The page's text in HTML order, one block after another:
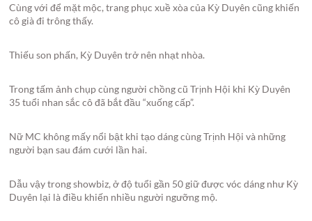
Cùng với để mặt mộc, trang phục xuề xòa của Kỳ Duyên cũng khiến
cô già đi trông thấy.
Thiếu son phấn, Kỳ Duyên trở nên nhạt nhòa.
Trong tấm ảnh chụp cùng người chồng cũ Trịnh Hội khi Kỳ Duyên
35 tuổi nhan sắc cô đã bắt đầu “xuống cấp”.
Nữ MC không mấy nổi bật khi tạo dáng cùng Trịnh Hội và những
người bạn sau đám cưới lần hai.
Dẫu vậy trong showbiz, ở độ tuổi gần 50 giữ được vóc dáng như Kỳ
Duyên lại là điều khiến nhiều người ngưỡng mộ.